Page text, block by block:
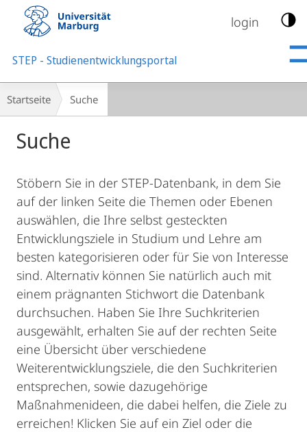
Mobile-
Navigation
login
STEP - Studienentwicklungsportal
Breadcrumb-
Navigation
Startseite Suche
Suche
Stöbern Sie in der STEP-Datenbank, in dem Sie
auf der linken Seite die Themen oder Ebenen
auswählen, die Ihre selbst gesteckten
Entwicklungsziele in Studium und Lehre am
besten kategorisieren oder für Sie von Interesse
sind. Alternativ können Sie natürlich auch mit
einem prägnanten Stichwort die Datenbank
durchsuchen. Haben Sie Ihre Suchkriterien
ausgewählt, erhalten Sie auf der rechten Seite
eine Übersicht über verschiedene
Weiterentwicklungsziele, die den Suchkriterien
entsprechen, sowie dazugehörige
Maßnahmenideen, die dabei helfen, die Ziele zu
erreichen! Klicken Sie auf ein Ziel oder die